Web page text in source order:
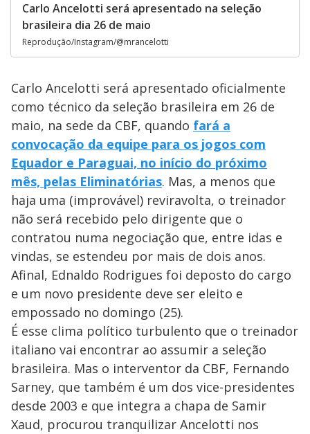
Carlo Ancelotti será apresentado na seleção
brasileira dia 26 de maio
Reprodução/Instagram/@mrancelotti
Carlo Ancelotti será apresentado oficialmente
como técnico da seleção brasileira em 26 de
maio, na sede da CBF, quando fará a
convocação da equipe para os jogos com
Equador e Paraguai, no início do próximo
mês, pelas Eliminatórias. Mas, a menos que
haja uma (improvável) reviravolta, o treinador
não será recebido pelo dirigente que o
contratou numa negociação que, entre idas e
vindas, se estendeu por mais de dois anos.
Afinal, Ednaldo Rodrigues foi deposto do cargo
e um novo presidente deve ser eleito e
empossado no domingo (25).
É esse clima político turbulento que o treinador
italiano vai encontrar ao assumir a seleção
brasileira. Mas o interventor da CBF, Fernando
Sarney, que também é um dos vice-presidentes
desde 2003 e que integra a chapa de Samir
Xaud, procurou tranquilizar Ancelotti nos